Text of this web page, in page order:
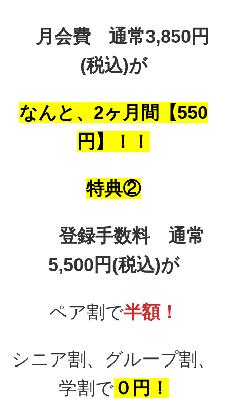
月会費 通常3,850円
(税込)が
なんと、2ヶ月間【550
円】！！
特典②
登録手数料 通常
5,500円(税込)が
ペア割で半額！
シニア割、グループ割、
学割で０円！